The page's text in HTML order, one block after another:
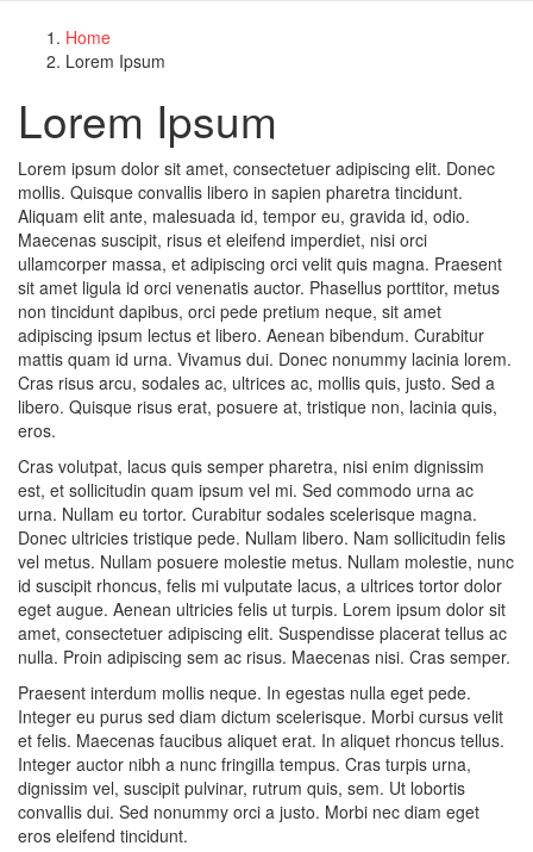
Home
Lorem Ipsum
Lorem Ipsum
Lorem ipsum dolor sit amet, consectetuer adipiscing elit. Donec
mollis. Quisque convallis libero in sapien pharetra tincidunt.
Aliquam elit ante, malesuada id, tempor eu, gravida id, odio.
Maecenas suscipit, risus et eleifend imperdiet, nisi orci
ullamcorper massa, et adipiscing orci velit quis magna. Praesent
sit amet ligula id orci venenatis auctor. Phasellus porttitor, metus
non tincidunt dapibus, orci pede pretium neque, sit amet
adipiscing ipsum lectus et libero. Aenean bibendum. Curabitur
mattis quam id urna. Vivamus dui. Donec nonummy lacinia lorem.
Cras risus arcu, sodales ac, ultrices ac, mollis quis, justo. Sed a
libero. Quisque risus erat, posuere at, tristique non, lacinia quis,
eros.
Cras volutpat, lacus quis semper pharetra, nisi enim dignissim
est, et sollicitudin quam ipsum vel mi. Sed commodo urna ac
urna. Nullam eu tortor. Curabitur sodales scelerisque magna.
Donec ultricies tristique pede. Nullam libero. Nam sollicitudin felis
vel metus. Nullam posuere molestie metus. Nullam molestie, nunc
id suscipit rhoncus, felis mi vulputate lacus, a ultrices tortor dolor
eget augue. Aenean ultricies felis ut turpis. Lorem ipsum dolor sit
amet, consectetuer adipiscing elit. Suspendisse placerat tellus ac
nulla. Proin adipiscing sem ac risus. Maecenas nisi. Cras semper.
Praesent interdum mollis neque. In egestas nulla eget pede.
Integer eu purus sed diam dictum scelerisque. Morbi cursus velit
et felis. Maecenas faucibus aliquet erat. In aliquet rhoncus tellus.
Integer auctor nibh a nunc fringilla tempus. Cras turpis urna,
dignissim vel, suscipit pulvinar, rutrum quis, sem. Ut lobortis
convallis dui. Sed nonummy orci a justo. Morbi nec diam eget
eros eleifend tincidunt.